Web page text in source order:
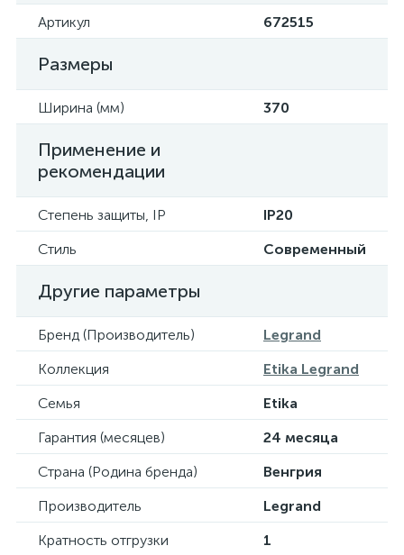
Артикул 672515
Размеры
Ширина (мм) 370
Применение и
рекомендации
Степень защиты, IP
IP20
Стиль
Современный
Другие параметры
Бренд (Производитель)
Legrand
Коллекция
Etika Legrand
Семья
Etika
Гарантия (месяцев)
24 месяца
Страна (Родина бренда)
Венгрия
Производитель
Legrand
Кратность отгрузки
1